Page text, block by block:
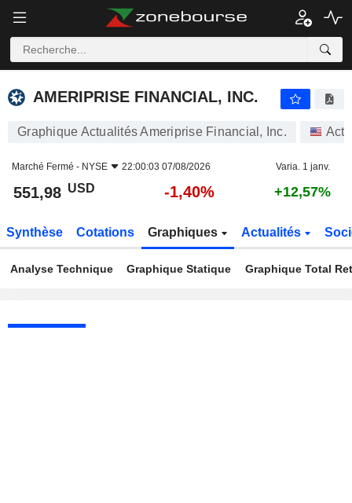
AMERIPRISE FINANCIAL, INC.
Graphique Actualités Ameriprise Financial, Inc.
Marché Fermé - NYSE 22:00:03 07/08/2026 Varia. 1 janv.
551,98 USD -1,40% +12,57%
Synthèse Cotations Graphiques Actualités
Analyse Technique Graphique Statique Graphique Total